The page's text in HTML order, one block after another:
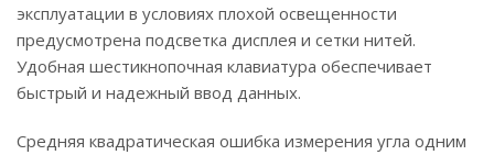
эксплуатации в условиях плохой освещенности
предусмотрена подсветка дисплея и сетки нитей.
Удобная шестикнопочная клавиатура обеспечивает
быстрый и надежный ввод данных.
Средняя квадратическая ошибка измерения угла одним